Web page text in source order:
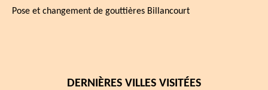
Pose et changement de gouttières Billancourt
DERNIÈRES VILLES VISITÉES